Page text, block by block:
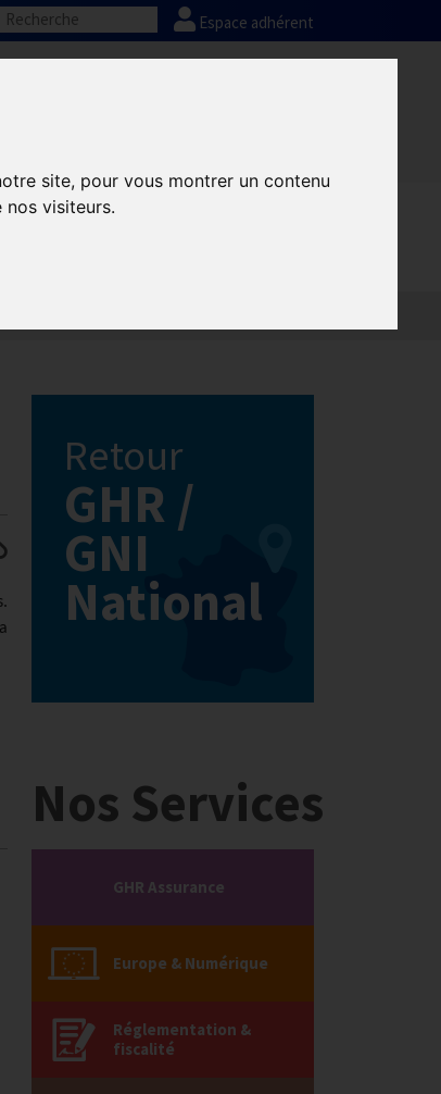
site, pour vous montrer un contenu
visiteurs.
Espace adhérent
Retour
GHR /
GNI
National
Nos Services
GHR Assurance
Europe & Numérique
Réglementation &
fiscalité